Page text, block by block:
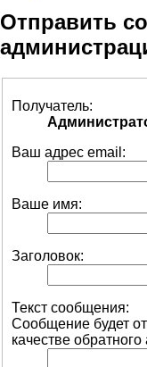
Отправить
Получатель:
Ваш адрес email:
Ваше имя:
Заголовок:
Текст сообщения:
Сообщение будет
качестве